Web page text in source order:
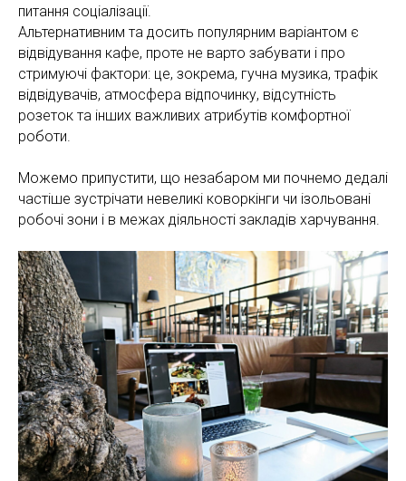
питання соціалізації.
Альтернативним та досить популярним варіантом є
відвідування кафе, проте не варто забувати і про
стримуючі фактори: це, зокрема, гучна музика, трафік
відвідувачів, атмосфера відпочинку, відсутність
розеток та інших важливих атрибутів комфортної
роботи.
Можемо припустити, що незабаром ми почнемо дедалі
частіше зустрічати невеликі коворкінги чи ізольовані
робочі зони і в межах діяльності закладів харчування.